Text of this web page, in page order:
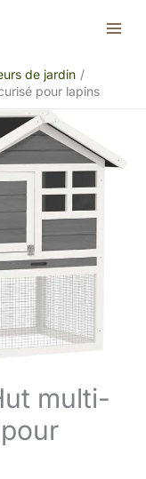
de jardin
pour lapins
multi-